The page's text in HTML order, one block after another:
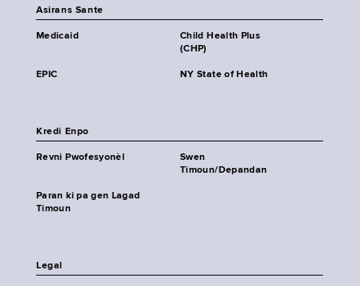
Asirans Sante
Medicaid
Child Health Plus
(CHP)
EPIC NY State of Health
Kredi Enpo
Revni Pwofesyonèl
Swen
Timoun/Depandan
Paran ki pa gen Lagad
Timoun
Legal